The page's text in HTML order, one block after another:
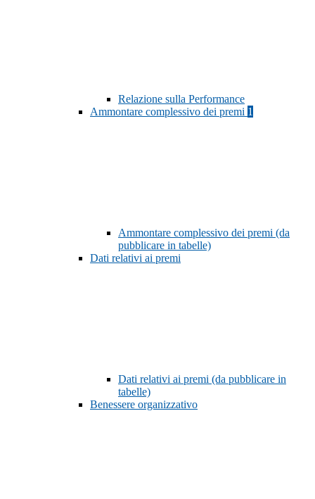
Relazione sulla Performance
Ammontare complessivo dei premi 1
Ammontare complessivo dei premi (da
pubblicare in tabelle)
Dati relativi ai premi
Dati relativi ai premi (da pubblicare in
tabelle)
Benessere organizzativo